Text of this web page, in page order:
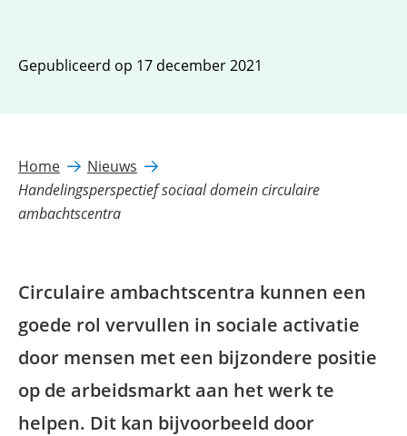
Gepubliceerd op 17 december 2021
Home
Nieuws
Handelingsperspectief sociaal domein circulaire
ambachtscentra
Circulaire ambachtscentra kunnen een
goede rol vervullen in sociale activatie
door mensen met een bijzondere positie
op de arbeidsmarkt aan het werk te
helpen. Dit kan bijvoorbeeld door